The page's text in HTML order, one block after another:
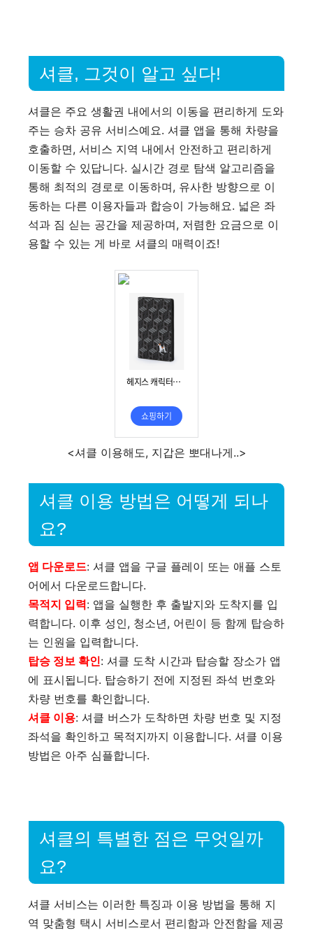
셔클, 그것이 알고 싶다!
셔클은 주요 생활권 내에서의 이동을 편리하게 도와
주는 승차 공유 서비스예요. 셔클 앱을 통해 차량을
호출하면, 서비스 지역 내에서 안전하고 편리하게
이동할 수 있답니다. 실시간 경로 탐색 알고리즘을
통해 최적의 경로로 이동하며, 유사한 방향으로 이
동하는 다른 이용자들과 합승이 가능해요. 넓은 좌
석과 짐 싣는 공간을 제공하며, 저렴한 요금으로 이
용할 수 있는 게 바로 셔클의 매력이죠!
<셔클 이용해도, 지갑은 뽀대나게..>
셔클 이용 방법은 어떻게 되나
요?
앱 다운로드: 셔클 앱을 구글 플레이 또는 애플 스토
어에서 다운로드합니다.
목적지 입력: 앱을 실행한 후 출발지와 도착지를 입
력합니다. 이후 성인, 청소년, 어린이 등 함께 탑승하
는 인원을 입력합니다.
탑승 정보 확인: 셔클 도착 시간과 탑승할 장소가 앱
에 표시됩니다. 탑승하기 전에 지정된 좌석 번호와
차량 번호를 확인합니다.
셔클 이용: 셔클 버스가 도착하면 차량 번호 및 지정
좌석을 확인하고 목적지까지 이용합니다​​. 셔클 이용
방법은 아주 심플합니다.
셔클의 특별한 점은 무엇일까
요?
셔클 서비스는 이러한 특징과 이용 방법을 통해 지
역 맞춤형 택시 서비스로서 편리함과 안전함을 제공